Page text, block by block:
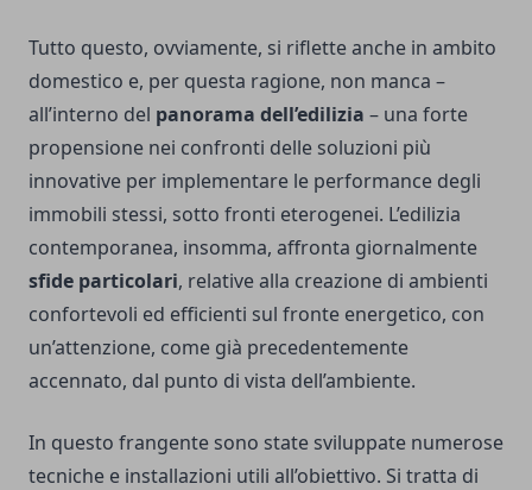
Tutto questo, ovviamente, si riflette anche in ambito
domestico e, per questa ragione, non manca –
all’interno del panorama dell’edilizia – una forte
propensione nei confronti delle soluzioni più
innovative per implementare le performance degli
immobili stessi, sotto fronti eterogenei. L’edilizia
contemporanea, insomma, affronta giornalmente
sfide particolari, relative alla creazione di ambienti
confortevoli ed efficienti sul fronte energetico, con
un’attenzione, come già precedentemente
accennato, dal punto di vista dell’ambiente.
In questo frangente sono state sviluppate numerose
tecniche e installazioni utili all’obiettivo. Si tratta di